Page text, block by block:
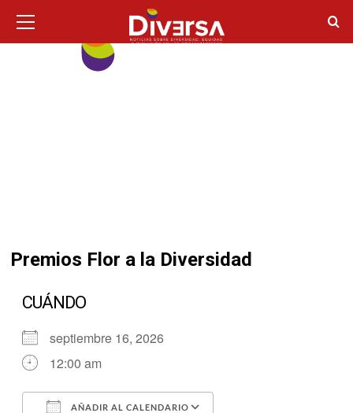
contenido
principal
Premios Flor a la Diversidad
CUÁNDO
septiembre 16, 2026
12:00 am
AÑADIR AL CALENDARIO